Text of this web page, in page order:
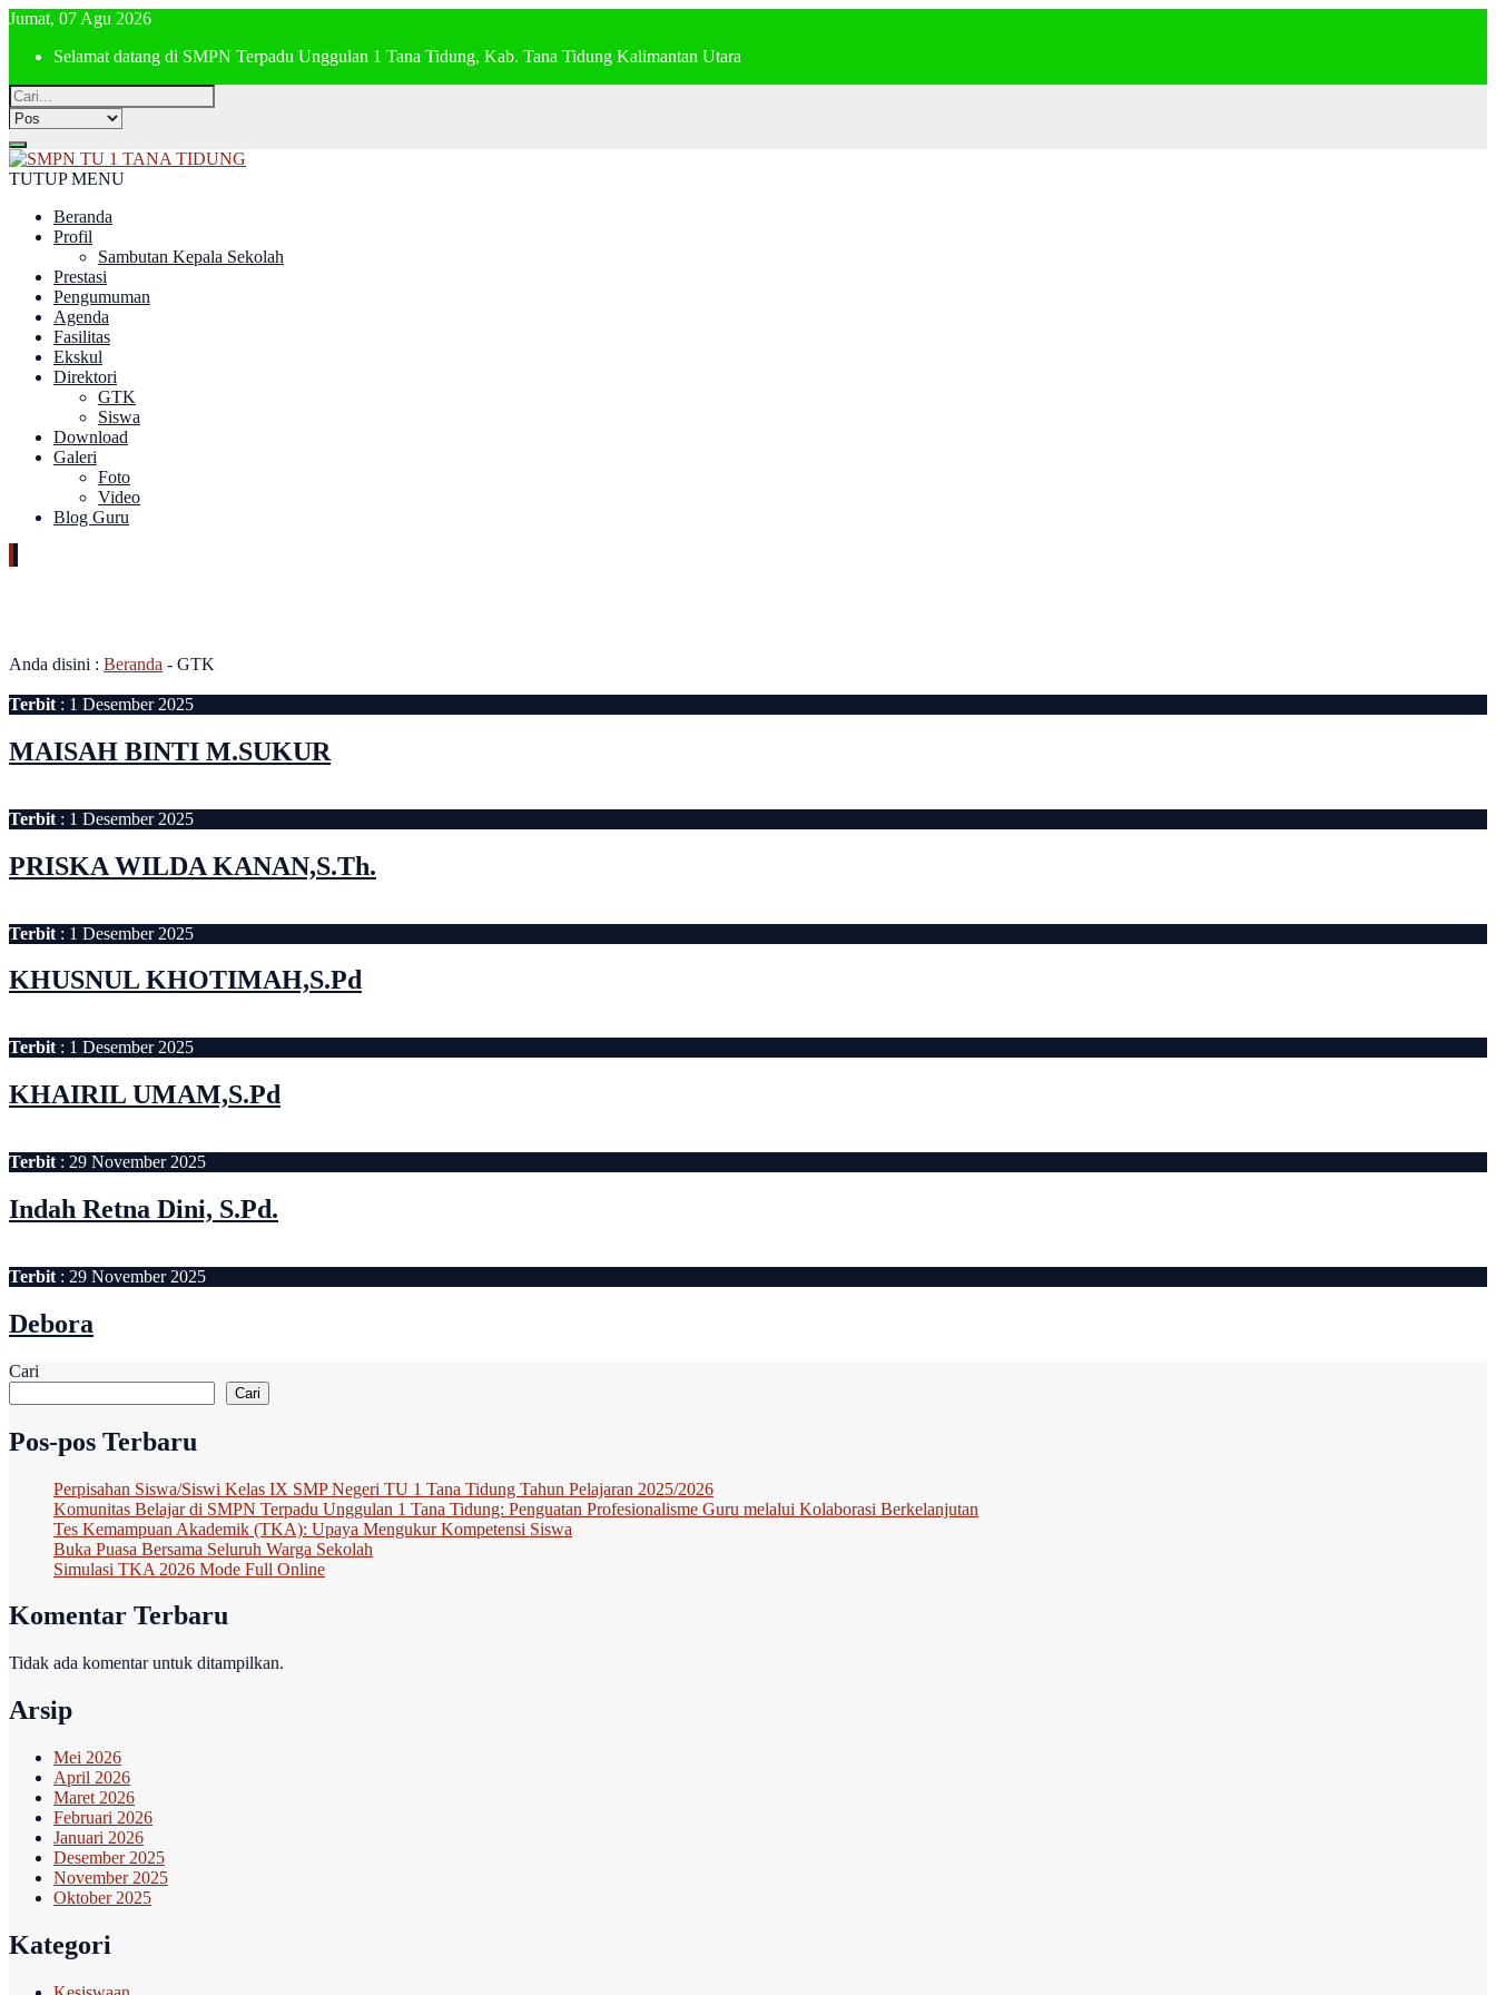
Jumat, 07 Agu 2026
Selamat datang di SMPN Terpadu Unggulan 1 Tana Tidung, Kab. Tana Tidung Kalimantan Utara
TUTUP MENU
Beranda
Profil
Sambutan Kepala Sekolah
Prestasi
Pengumuman
Agenda
Fasilitas
Ekskul
Direktori
GTK
Siswa
Download
Galeri
Foto
Video
Blog Guru
Anda disini : Beranda - GTK
Terbit : 1 Desember 2025
MAISAH BINTI M.SUKUR
Terbit : 1 Desember 2025
PRISKA WILDA KANAN,S.Th.
Terbit : 1 Desember 2025
KHUSNUL KHOTIMAH,S.Pd
Terbit : 1 Desember 2025
KHAIRIL UMAM,S.Pd
Terbit : 29 November 2025
Indah Retna Dini, S.Pd.
Terbit : 29 November 2025
Debora
Cari
Cari
Pos-pos Terbaru
Perpisahan Siswa/Siswi Kelas IX SMP Negeri TU 1 Tana Tidung Tahun Pelajaran 2025/2026
Komunitas Belajar di SMPN Terpadu Unggulan 1 Tana Tidung: Penguatan Profesionalisme Guru melalui Kolaborasi Berkelanjutan
Tes Kemampuan Akademik (TKA): Upaya Mengukur Kompetensi Siswa
Buka Puasa Bersama Seluruh Warga Sekolah
Simulasi TKA 2026 Mode Full Online
Komentar Terbaru
Tidak ada komentar untuk ditampilkan.
Arsip
Mei 2026
April 2026
Maret 2026
Februari 2026
Januari 2026
Desember 2025
November 2025
Oktober 2025
Kategori